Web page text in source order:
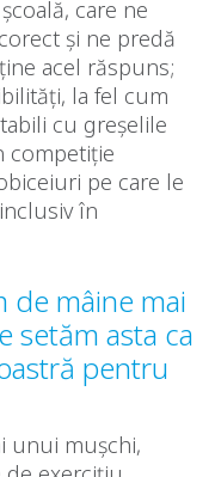
care ne
și ne predă
acel răspuns;
la fel cum
cu greșelile
competiție
pe care le
în
de mâine mai
setăm asta ca
pentru
unui mușchi,